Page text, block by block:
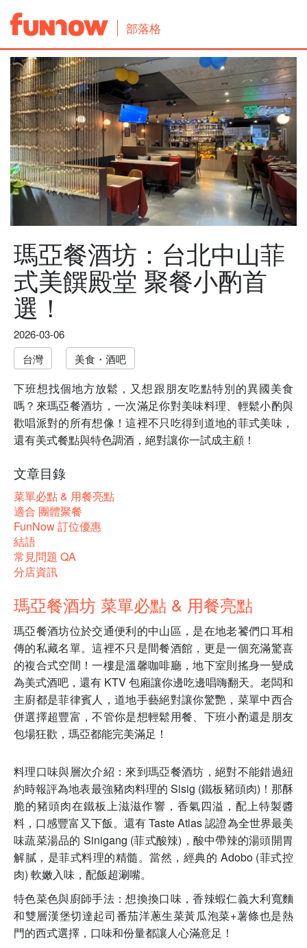
部落格
瑪亞餐酒坊：台北中山菲
式美饌殿堂 聚餐小酌首
選！
2026-03-06
台灣
美食・酒吧
下班想找個地方放鬆，又想跟朋友吃點特別的異國美食
嗎？來瑪亞餐酒坊，一次滿足你對美味料理、輕鬆小酌與
歡唱派對的所有想像！這裡不只吃得到道地的菲式美味，
還有美式餐點與特色調酒，絕對讓你一試成主顧！
文章目錄
菜單必點 & 用餐亮點
適合 團體聚餐
FunNow 訂位優惠
結語
常見問題 QA
分店資訊
瑪亞餐酒坊 菜單必點 & 用餐亮點
瑪亞餐酒坊位於交通便利的中山區，是在地老饕們口耳相
傳的私藏名單。這裡不只是間餐酒館，更是一個充滿驚喜
的複合式空間！一樓是溫馨咖啡廳，地下室則搖身一變成
為美式酒吧，還有 KTV 包廂讓你邊吃邊唱嗨翻天。老闆和
主廚都是菲律賓人，道地手藝絕對讓你驚艷，菜單中西合
併選擇超豐富，不管你是想輕鬆用餐、下班小酌還是朋友
包場狂歡，瑪亞都能完美滿足！
料理口味與層次介紹：來到瑪亞餐酒坊，絕對不能錯過紐
約時報評為地表最強豬肉料理的 Sisig (鐵板豬頭肉)！那酥
脆的豬頭肉在鐵板上滋滋作響，香氣四溢，配上特製醬
料，口感豐富又下飯。還有 Taste Atlas 認證為全世界最美
味蔬菜湯品的 Sinigang (菲式酸辣)，酸中帶辣的湯頭開胃
解膩，是菲式料理的精髓。當然，經典的 Adobo (菲式控
肉) 軟嫩入味，配飯超涮嘴。
特色菜色與廚師手法：想換換口味，香辣蝦仁義大利寬麵
和雙層漢堡切達起司番茄洋蔥生菜黃瓜泡菜+薯條也是熱
門的西式選擇，口味和份量都讓人心滿意足！